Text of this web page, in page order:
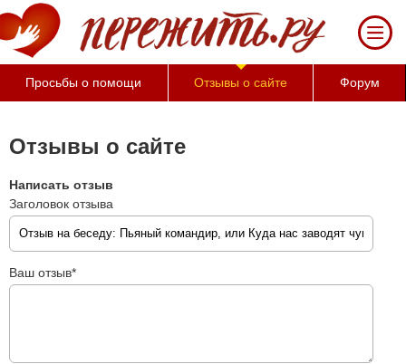
За
50
минут
Вы
можете
своего
и
его
психологические
причины
(бесплатно)
Просьбы о помощи Отзывы о сайте Форум
Отзывы о сайте
Написать отзыв
Заголовок отзыва
Ваш отзыв*